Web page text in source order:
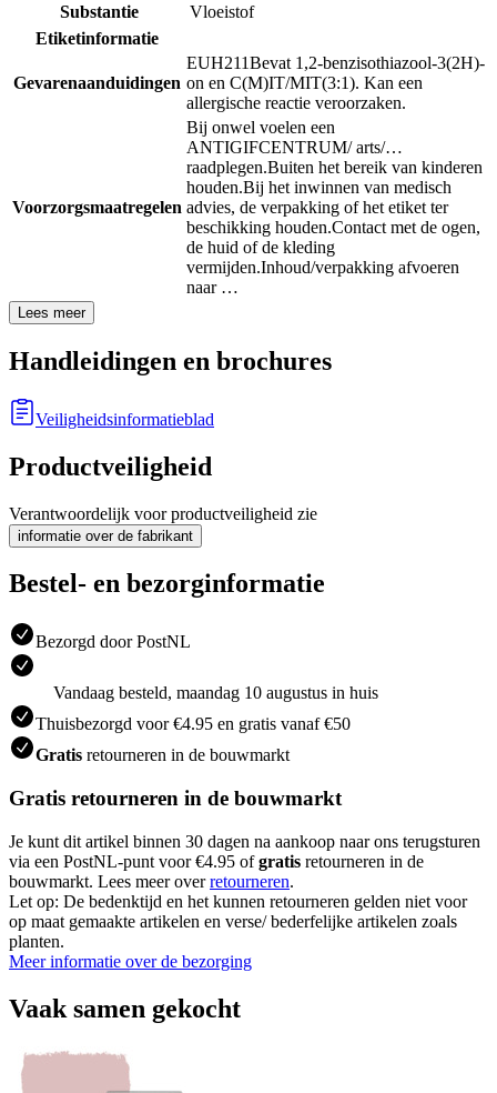
Substantie
Vloeistof
Etiketinformatie
Gevarenaanduidingen
EUH211Bevat 1,2-benzisothiazool-3(2H)-
on en C(M)IT/MIT(3:1). Kan een
allergische reactie veroorzaken.
Voorzorgsmaatregelen
Bij onwel voelen een
ANTIGIFCENTRUM/ arts/…
raadplegen.Buiten het bereik van kinderen
houden.Bij het inwinnen van medisch
advies, de verpakking of het etiket ter
beschikking houden.Contact met de ogen,
de huid of de kleding
vermijden.Inhoud/verpakking afvoeren
naar …
Lees meer
Handleidingen en brochures
Veiligheidsinformatieblad
Productveiligheid
Verantwoordelijk voor productveiligheid zie
informatie over de fabrikant
Bestel- en bezorginformatie
Bezorgd door PostNL
Vandaag besteld, maandag 10 augustus in huis
Thuisbezorgd voor €4.95 en gratis vanaf €50
Gratis retourneren in de bouwmarkt
Gratis retourneren in de bouwmarkt
Je kunt dit artikel binnen 30 dagen na aankoop naar ons terugsturen
via een PostNL-punt voor €4.95 ofgratis retourneren in de
bouwmarkt. Lees meer overretourneren.
Let op: De bedenktijd en het kunnen retourneren gelden niet voor
op maat gemaakte artikelen en verse/ bederfelijke artikelen zoals
planten.
Meer informatie over de bezorging
Vaak samen gekocht